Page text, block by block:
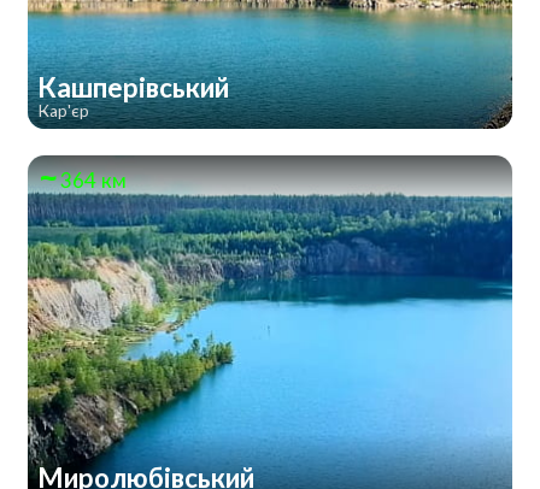
Кашперівський
Кар'єр
364 км
Миролюбівський